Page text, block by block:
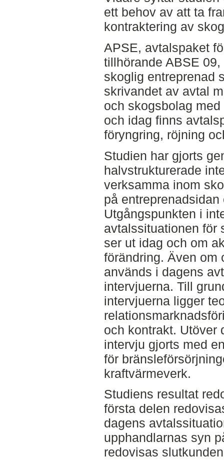
ett behov av att ta
kontraktering av
APSE, avtalspaket
tillhörande ABSE
skoglig entreprenad
skrivandet av avtal
och skogsbolag
och idag finns
föryngring, röjning
Studien har gjorts
halvstrukturerade
verksamma inom
på
Utgångspunkten i
avtalssituationen för
ser ut idag och om
förändring. Även om
används i dagens
intervjuerna. Till
intervjuerna ligger
och kontrakt. Utöver
intervju gjorts med
för
kraftvärmeverk.
Studiens resultat
första delen
dagens
upphandlarnas syn
redovisas